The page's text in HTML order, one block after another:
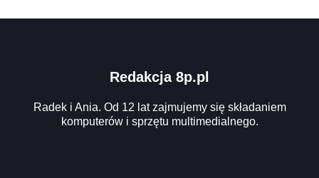
Redakcja 8p.pl
Radek i Ania. Od 12 lat zajmujemy się składaniem
komputerów i sprzętu multimedialnego.